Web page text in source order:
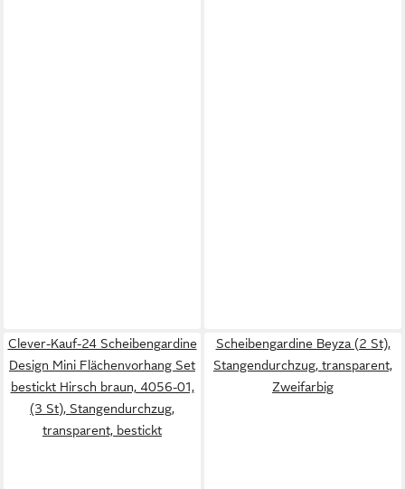
Clever-Kauf-24 Scheibengardine
Design Mini Flächenvorhang Set
bestickt Hirsch braun, 4056-01,
(3 St), Stangendurchzug,
transparent, bestickt
Scheibengardine Beyza (2 St),
Stangendurchzug, transparent,
Zweifarbig